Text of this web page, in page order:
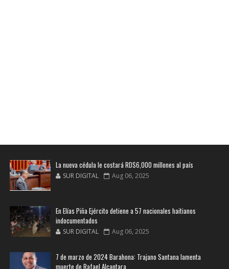
La nueva cédula le costará RD$6,000 millones al país
SUR DIGITAL Aug 06, 2025
En Elías Piña Ejército detiene a 57 nacionales haitianos
indocumentados
SUR DIGITAL Aug 06, 2025
7 de marzo de 2024 Barahona: Trajano Santana lamenta
muerte de Rafael Alcantara